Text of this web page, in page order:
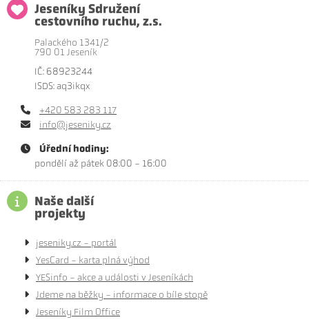
Jeseníky Sdružení
cestovního ruchu, z.s.
Palackého 1341/2
790 01 Jeseník
IČ: 68923244
ISDS: aq3ikqx
+420 583 283 117
info@jeseniky.cz
Úřední hodiny:
pondělí až pátek 08:00 - 16:00
Naše další
projekty
jeseniky.cz - portál
YesCard - karta plná výhod
YESinfo - akce a události v Jeseníkách
Jdeme na běžky - informace o bíle stopě
Jeseníky Film Office